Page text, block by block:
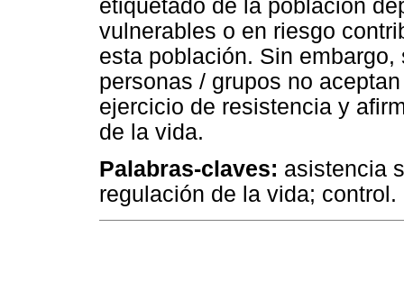
etiquetado de la población
vulnerables o en riesgo
esta población. Sin
personas / grupos no
ejercicio de resistencia y
de la vida.
Palabras-claves: asistencia
regulación de la vida; control.